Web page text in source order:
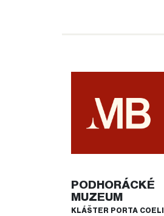
PODHORÁCKÉ
MUZEUM
KLÁŠTER PORTA COELI